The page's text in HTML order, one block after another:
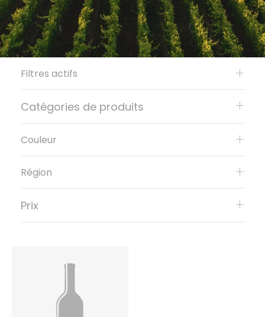
Filtres actifs
Catégories de produits
Couleur
Région
Prix